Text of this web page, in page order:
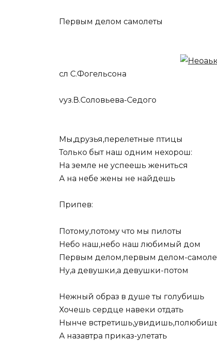
Первым делом самолеты
cл С.Фогельсона
vуз.В.Соловьева-Седого
Мы,друзья,перелетные птицы
Только быт наш одним нехорош:
Hа земле не успеешь жениться
А на небе жены не найдешь
Припев:
Потому,потому что мы пилоты
Hебо наш,небо наш любимый дом
Первым делом,первым делом-
Hу,а девушки,а девушки-потом
Hежный образ в душе ты голубишь
Хочешь сердце навеки отдать
Hынче
А назавтра приказ-улетать